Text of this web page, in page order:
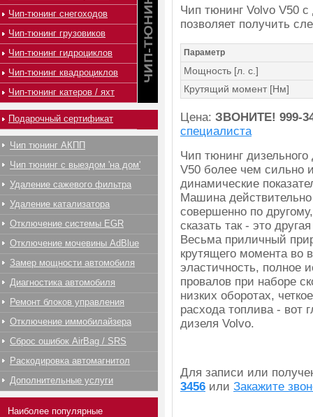
Чип тюнинг Volvo V50
позволяет получить
Параметр
Мощность [л. с.]
Крутящий момент [Нм]
Цена: ЗВОНИТЕ! 999-
специалиста
Чип тюнинг дизельного
V50 более чем сильно
динамические
Машина действительно
совершенно по
сказать так - это
Весьма приличный
крутящего момента во
эластичность, полное
провалов при наборе
низких оборотах,
расхода топлива - вот
дизеля Volvo.
Для записи или
3456 или Закажите
Чип-тюнинг снегоходов
Чип-тюнинг грузовиков
Чип-тюнинг гидроциклов
Чип-тюнинг квадроциклов
Чип-тюнинг катеров / яхт
Подарочный сертификат
Чип тюнинг АКПП
Чип тюнинг с выездом 'на дом'
Удаление сажевого фильтра
Удаление катализатора
Отключение системы EGR
Отключение мочевины AdBlue
Замер мощности автомобиля
Диагностика автомобиля
Ремонт блоков управления
Отключение иммобилайзера
Сброс ошибок AirBag / SRS
Раскодировка автомагнитол
Дополнительные услуги
Наиболее популярные